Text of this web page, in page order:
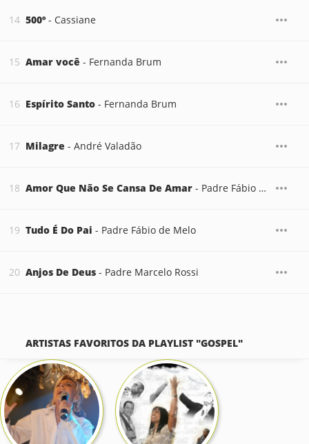
500º- Cassiane
Amar você - Fernanda Brum
Espírito Santo - Fernanda Brum
Milagre - André Valadão
Amor Que Não Se Cansa De Amar - Padre Fábio de Melo
Tudo É Do Pai - Padre Fábio de Melo
Anjos De Deus - Padre Marcelo Rossi
ARTISTAS FAVORITOS DA PLAYLIST "GOSPEL"